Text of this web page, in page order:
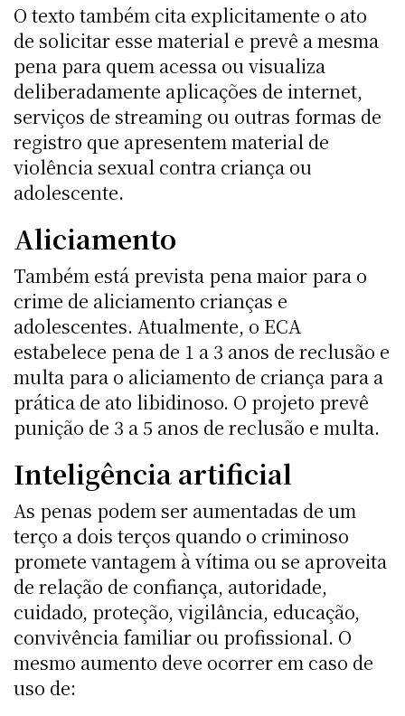
O texto também cita explicitamente o ato
de solicitar esse material e prevê a mesma
pena para quem acessa ou visualiza
deliberadamente aplicações de internet,
serviços de streaming ou outras formas de
registro que apresentem material de
violência sexual contra criança ou
adolescente.
Aliciamento
Também está prevista pena maior para o
crime de aliciamento crianças e
adolescentes. Atualmente, o ECA
estabelece pena de 1 a 3 anos de reclusão e
multa para o aliciamento de criança para a
prática de ato libidinoso. O projeto prevê
punição de 3 a 5 anos de reclusão e multa.
Inteligência artificial
As penas podem ser aumentadas de um
terço a dois terços quando o criminoso
promete vantagem à vítima ou se aproveita
de relação de confiança, autoridade,
cuidado, proteção, vigilância, educação,
convivência familiar ou profissional. O
mesmo aumento deve ocorrer em caso de
uso de: